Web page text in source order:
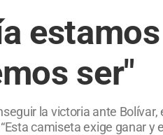
ser"
la victoria ante
camiseta exige ganar y